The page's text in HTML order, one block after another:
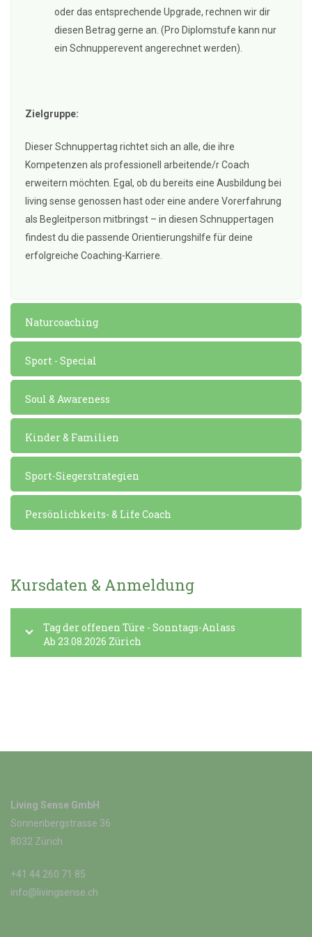
oder das entsprechende Upgrade, rechnen wir dir
diesen Betrag gerne an. (Pro Diplomstufe kann nur
ein Schnupperevent angerechnet werden).
Zielgruppe:
Dieser Schnuppertag richtet sich an alle, die ihre
Kompetenzen als professionell arbeitende/r Coach
erweitern möchten. Egal, ob du bereits eine Ausbildung bei
living sense genossen hast oder eine andere Vorerfahrung
als Begleitperson mitbringst – in diesen Schnuppertagen
findest du die passende Orientierungshilfe für deine
erfolgreiche Coaching-Karriere.
Naturcoaching
Sport - Special
Soul & Awareness
Kinder & Familien
Sport-Siegerstrategien
Persönlichkeits- & Life Coach
Kursdaten & Anmeldung
Tag der offenen Türe - Sonntags-Anlass
Ab 23.08.2026 Zürich
Living Sense GmbH
Sonnenbergstrasse 36
8032 Zürich
+41 44 260 71 85
info@livingsense.ch